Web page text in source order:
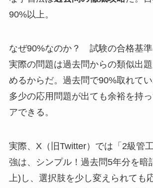
90%以上。
なぜ90%なのか？ 試験の合格基準
実際の問題は過去問からの類似出
めるからだ。過去問で90%取れて
多少の応用問題が出ても余裕を持
アできる。
実際、X（旧Twitter）では「2級管
強は、シンプル！過去問5年分を暗
上)し、選択肢を少し変えられても